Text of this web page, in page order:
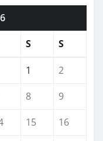
S S
1
2
8
9
15
16